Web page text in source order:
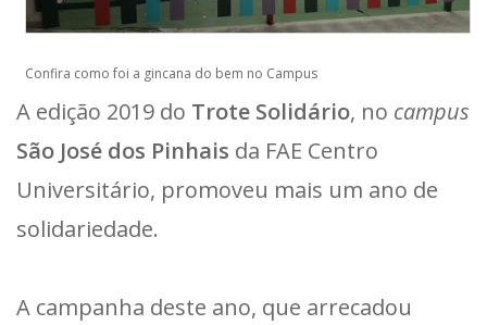
Confira como foi a gincana do bem no Campus
A edição 2019 do Trote Solidário, no campus
São José dos Pinhais da FAE Centro
Universitário, promoveu mais um ano de
solidariedade.
A campanha deste ano, que arrecadou